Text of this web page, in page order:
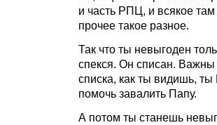
и часть РПЦ, и всякое
прочее такое разное.
Так что ты невыгоден
спекся. Он списан. Важны
списка, как ты видишь,
помочь завалить Папу.
А потом ты станешь